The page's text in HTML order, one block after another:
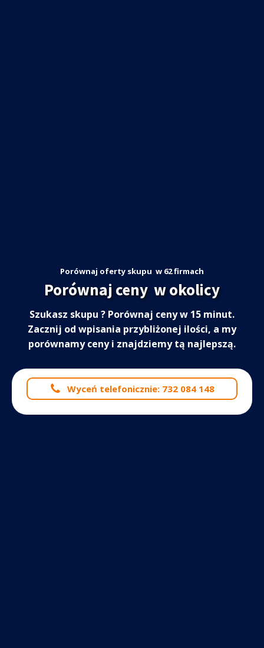
Porównaj oferty skupu w 62 firmach
Porównaj ceny w okolicy
Szukasz skupu ? Porównaj ceny w 15 minut.
Zacznij od wpisania przybliżonej ilości, a my
porównamy ceny i znajdziemy tą najlepszą.
Wyceń telefonicznie: 732 084 148